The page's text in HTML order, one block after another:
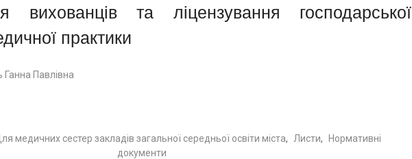
вихованців та ліцензування господарської
практики
Ганна Павлівна
медичних сестер закладів загальної середньої освіти міста, Листи,
Нормативні
документи